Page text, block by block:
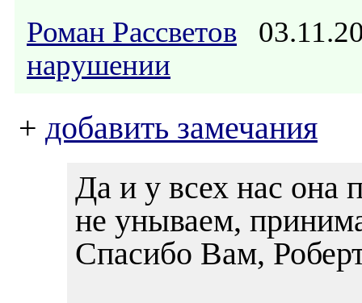
Роман Рассветов
нарушении
+ добавить замечания
Да и у всех нас
не унываем,
Спасибо Вам,